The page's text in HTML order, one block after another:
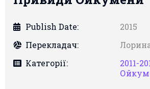
Publish Date:
2015
Перекладач:
Категорії:
2011-